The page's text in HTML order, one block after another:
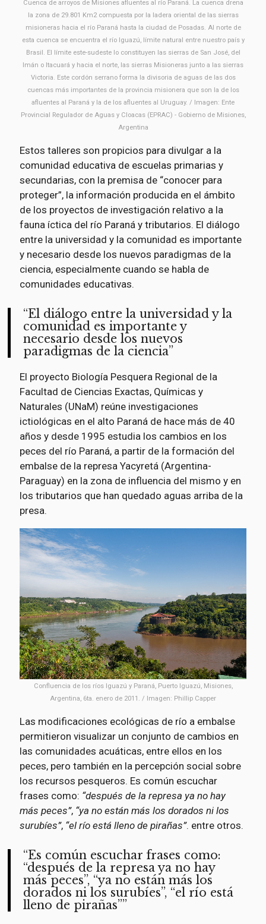
Cuenca de arroyos de Misiones afluentes al río Paraná. La cuenca drena
la zona de 29.801 Km2 compuesta por la ladera oriental de las sierras
misioneras hacia el río Paraná hasta la ciudad de Posadas. Al norte de
esta cuenca se encuentra el río Iguazú, límite natural entre nuestro país y
Brasil. El límite este-sudeste lo constituyen las sierras de San José, del
Imán o Itacuará y hacia el norte, las sierras Misioneras junto a las sierras
Victoria. Este cordón serrano forma la divisoria de aguas de las dos
cuencas más importantes de la provincia misionera que son la de los
afluentes al Paraná y la de los afluentes al Uruguay. / Imagen: Ente
Provincial Regulador de Aguas y Cloacas (EPRAC) - Gobierno de Misiones,
Argentina
Estos talleres son propicios para divulgar a la
comunidad educativa de escuelas primarias y
secundarias, con la premisa de “conocer para
proteger”, la información producida en el ámbito
de los proyectos de investigación relativo a la
fauna íctica del río Paraná y tributarios. El diálogo
entre la universidad y la comunidad es importante
y necesario desde los nuevos paradigmas de la
ciencia, especialmente cuando se habla de
comunidades educativas.
El diálogo entre la universidad y la
comunidad es importante y
necesario desde los nuevos
paradigmas de la ciencia
El proyecto Biología Pesquera Regional de la
Facultad de Ciencias Exactas, Químicas y
Naturales (UNaM) reúne investigaciones
ictiológicas en el alto Paraná de hace más de 40
años y desde 1995 estudia los cambios en los
peces del río Paraná, a partir de la formación del
embalse de la represa Yacyretá (Argentina-
Paraguay) en la zona de influencia del mismo y en
los tributarios que han quedado aguas arriba de la
presa.
Confluencia de los ríos Iguazú y Paraná, Puerto Iguazú, Misiones,
Argentina, 6ta. enero de 2011. / Imagen: Phillip Capper
Las modificaciones ecológicas de río a embalse
permitieron visualizar un conjunto de cambios en
las comunidades acuáticas, entre ellos en los
peces, pero también en la percepción social sobre
los recursos pesqueros. Es común escuchar
frases como: “después de la represa ya no hay
más peces”, “ya no están más los dorados ni los
surubíes”, “el río está lleno de pirañas”. entre otros.
Es común escuchar frases como:
“después de la represa ya no hay
más peces”, “ya no están más los
dorados ni los surubíes”, “el río está
lleno de pirañas”